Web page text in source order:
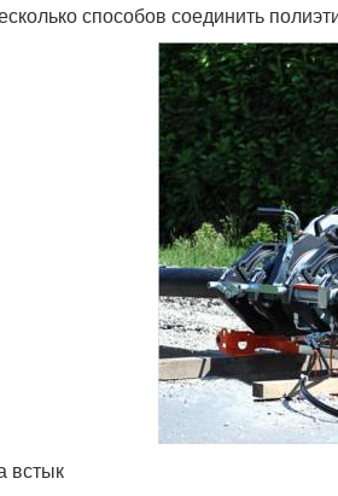
способов соединить
встык